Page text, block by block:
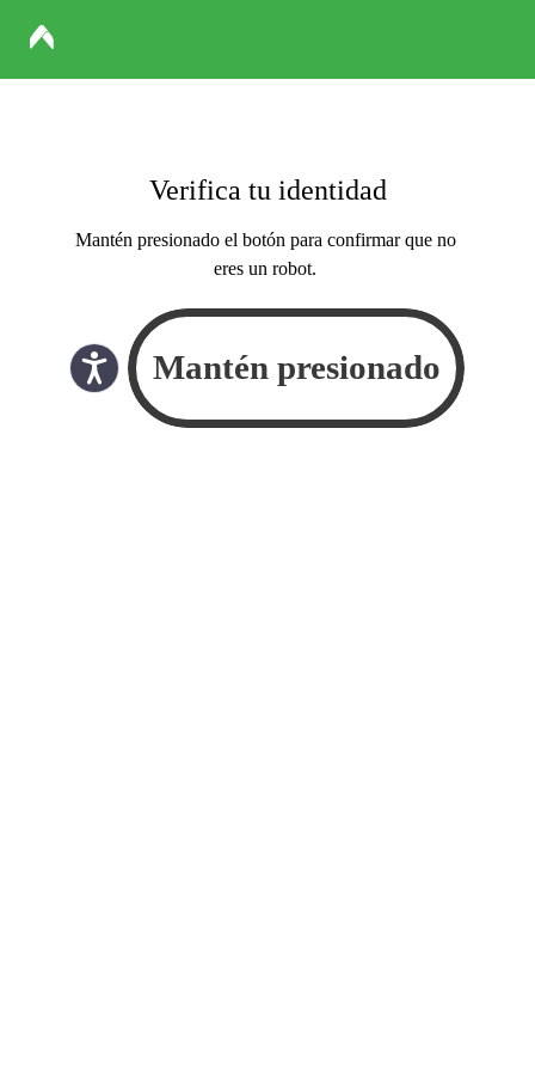
Verifica tu identidad
Mantén presionado el botón para confirmar que no
eres un robot.